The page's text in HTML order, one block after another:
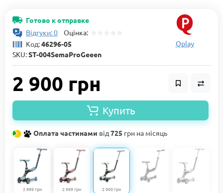
Готово к отправке
Відгуки: 0 Оцінка:
Код:46296-05
SKU:ST-004SemaProGeeen
Qplay
2 900 грн
Купить
Оплата частинами від725 грн на місяць
2 899 грн 2 899 грн 2 900 грн